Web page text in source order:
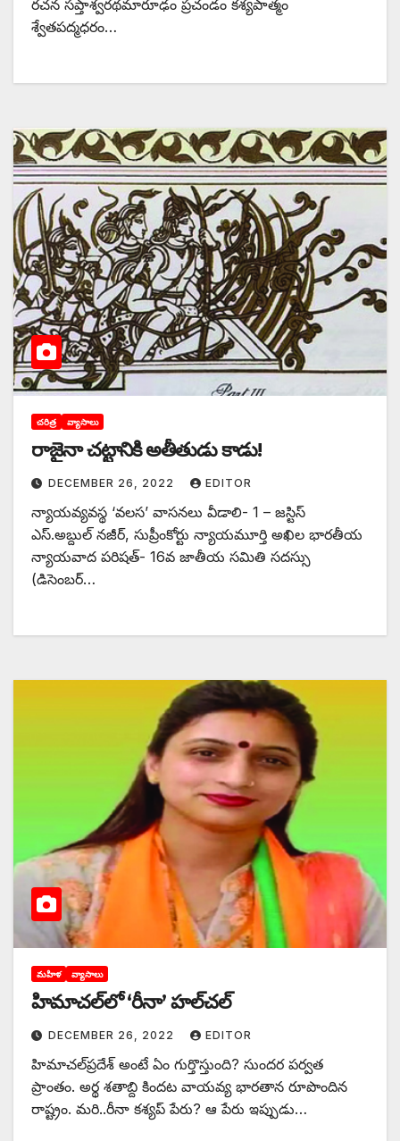
రచన సప్తాశ్వరథమారూఢం ప్రచండం కశ్యపాత్మం
శ్వేతపద్మధరం…
చరిత్ర వ్యాసాలు
రాజైనా చట్టానికి అతీతుడు కాడు!
DECEMBER 26, 2022 EDITOR
న్యాయవ్యవస్థ ‘వలస’ వాసనలు వీడాలి- 1 – జస్టిస్‌
ఎస్‌.అబ్దుల్‌ ‌నజీర్‌, ‌సుప్రీంకోర్టు న్యాయమూర్తి అఖిల భారతీయ
న్యాయవాద పరిషత్‌- 16‌వ జాతీయ సమితి సదస్సు
(డిసెంబర్‌…
మహిళ వ్యాసాలు
హిమాచల్‌లో ‘రీనా’ హల్‌చల్‌
DECEMBER 26, 2022 EDITOR
‌హిమాచల్‌‌ప్రదేశ్‌ అం‌టే ఏం గుర్తొస్తుంది? సుందర పర్వత
ప్రాంతం. అర్థ శతాబ్ది కిందట వాయవ్య భారతాన రూపొందిన
రాష్ట్రం. మరి..రీనా కశ్యప్‌ ‌పేరు? ఆ పేరు ఇప్పుడు…